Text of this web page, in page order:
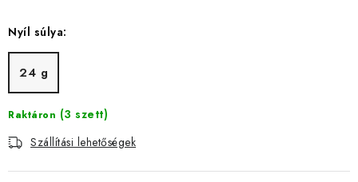
Nyíl súlya:
24 g
Raktáron (3 szett)
Szállítási lehetőségek